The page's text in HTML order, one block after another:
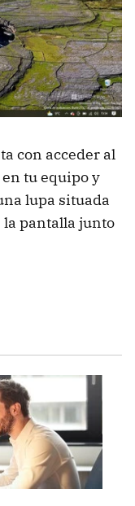
con acceder al
tu equipo y
lupa situada
pantalla junto